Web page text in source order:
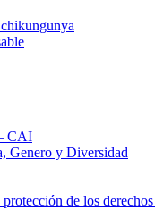
CAI
Genero y Diversidad
de los